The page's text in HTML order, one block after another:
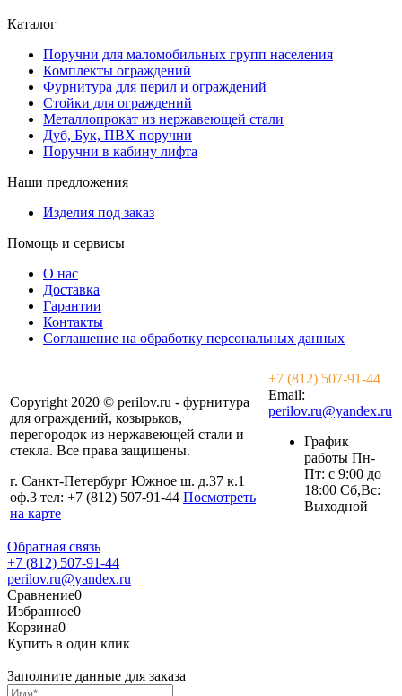
Каталог
Поручни для маломобильных групп населения
Комплекты ограждений
Фурнитура для перил и ограждений
Стойки для ограждений
Металлопрокат из нержавеющей стали
Дуб, Бук, ПВХ поручни
Поручни в кабину лифта
Наши предложения
Изделия под заказ
Помощь и сервисы
О нас
Доставка
Гарантии
Контакты
Соглашение на обработку персональных данных
Copyright 2020 © perilov.ru - фурнитура
для ограждений, козырьков,
перегородок из нержавеющей стали и
стекла. Все права защищены.
г. Санкт-Петербург Южное ш. д.37 к.1
оф.3 тел: +7 (812) 507-91-44 Посмотреть
на карте
+7 (812) 507-91-44
Email:
perilov.ru@yandex.ru
График
работы Пн-
Пт: с 9:00 до
18:00 Сб,Вс:
Выходной
Обратная связь
+7 (812) 507-91-44
perilov.ru@yandex.ru
Сравнение0
Избранное0
Корзина0
Купить в один клик
Заполните данные для заказа